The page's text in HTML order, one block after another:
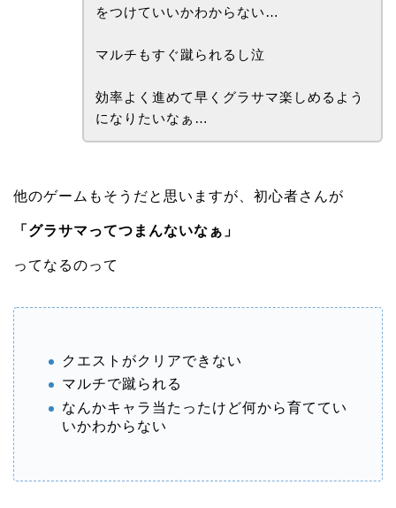
をつけていいかわからない…
マルチもすぐ蹴られるし泣
効率よく進めて早くグラサマ楽しめるよう
になりたいなぁ…
他のゲームもそうだと思いますが、初心者さんが
「グラサマってつまんないなぁ」
ってなるのって
クエストがクリアできない
マルチで蹴られる
なんかキャラ当たったけど何から育ててい
いかわからない